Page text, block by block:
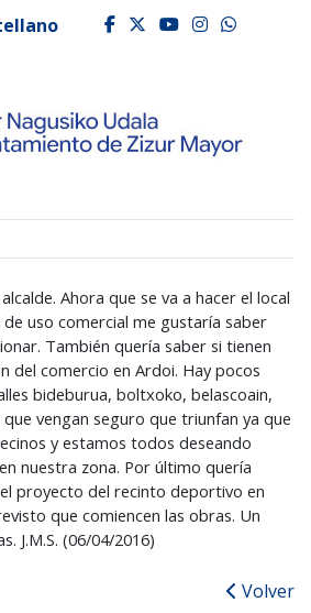
de
facebook
twitter
youtube
Ahora que se va a hacer el local
uso comercial me gustaría saber
También quería saber si tienen
del comercio en Ardoi. Hay pocos
bideburua, boltxoko, belascoain,
vengan seguro que triunfan ya que
y estamos todos deseando
nuestra zona. Por último quería
proyecto del recinto deportivo en
que comiencen las obras. Un
J.M.S. (06/04/2016)
Volver